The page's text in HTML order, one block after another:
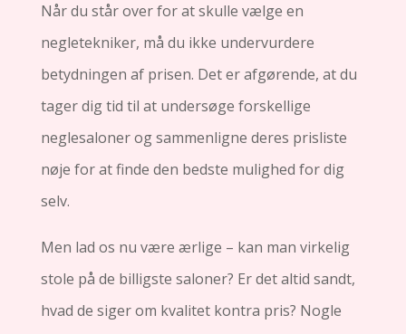
Når du står over for at skulle vælge en
negletekniker, må du ikke undervurdere
betydningen af prisen. Det er afgørende, at du
tager dig tid til at undersøge forskellige
neglesaloner og sammenligne deres prisliste
nøje for at finde den bedste mulighed for dig
selv.
Men lad os nu være ærlige – kan man virkelig
stole på de billigste saloner? Er det altid sandt,
hvad de siger om kvalitet kontra pris? Nogle